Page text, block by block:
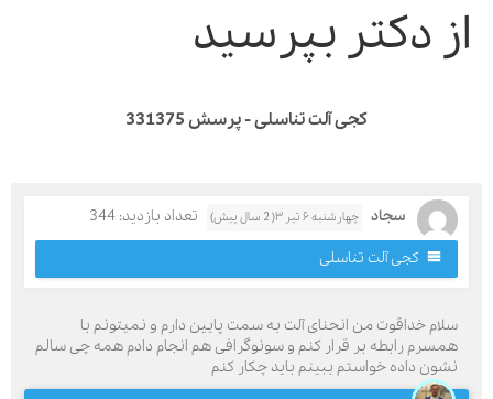
دکتر بپرسید
کجی آلت تناسلی - پرسش 331375
سجاد چهارشنبه ۶ تیر ۳( 2 سال پیش)
تعداد بازدید: 344
کجی آلت تناسلی
خداقوت من انحنای آلت به سمت پایین دارم و نمیتونم با
رابطه بر قرار کنم و سونوگرافی هم انجام دادم همه چی سالم
داده خواستم ببینم باید چکار کنم